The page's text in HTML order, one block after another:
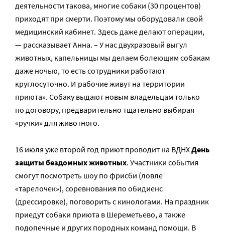
деятельности такова, многие собаки (30 процентов)
приходят при смерти. Поэтому мы оборудовали свой
медицинский кабинет. Здесь даже делают операции,
— рассказывает Анна. – У нас двухразовый выгул
животных, капельницы мы делаем болеющим собакам
даже ночью, то есть сотрудники работают
круглосуточно. И рабочие живут на территории
приюта». Собаку выдают новым владельцам только
по договору, предварительно тщательно выбирая
«ручки» для животного.
16 июля уже второй год приют проводит на ВДНХДень
защиты бездомных животных. Участники события
смогут посмотреть шоу по фрисби (ловле
«тарелочек»), соревнования по обидиенс
(дрессировке), поговорить с кинологами. На праздник
приедут собаки приюта в Шереметьево, а также
подопечные и других породных команд помощи. В